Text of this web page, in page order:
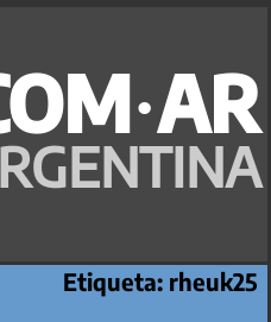
Etiqueta: rheuk25